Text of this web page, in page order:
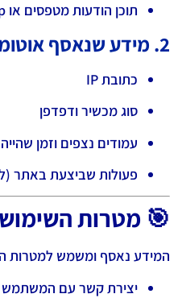
תוכן הודעות מטפסים או WhatsApp
2. מידע שנאסף אוטומטית:
כתובת IP
סוג מכשיר ודפדפן
עמודים נצפים וזמן שהייה
פעולות שביצעת באתר
🎯 מטרות
המידע נאסף ומשמש למטרות
יצירת קשר עם המשתמש